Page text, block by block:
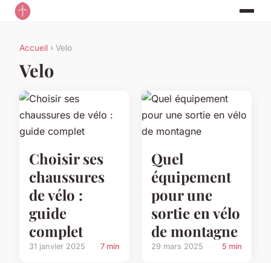
Accueil › Velo
Velo
Choisir ses
chaussures
de vélo :
guide
complet
31 janvier 2025 7 min
Quel
équipement
pour une
sortie en vélo
de montagne
29 mars 2025 5 min